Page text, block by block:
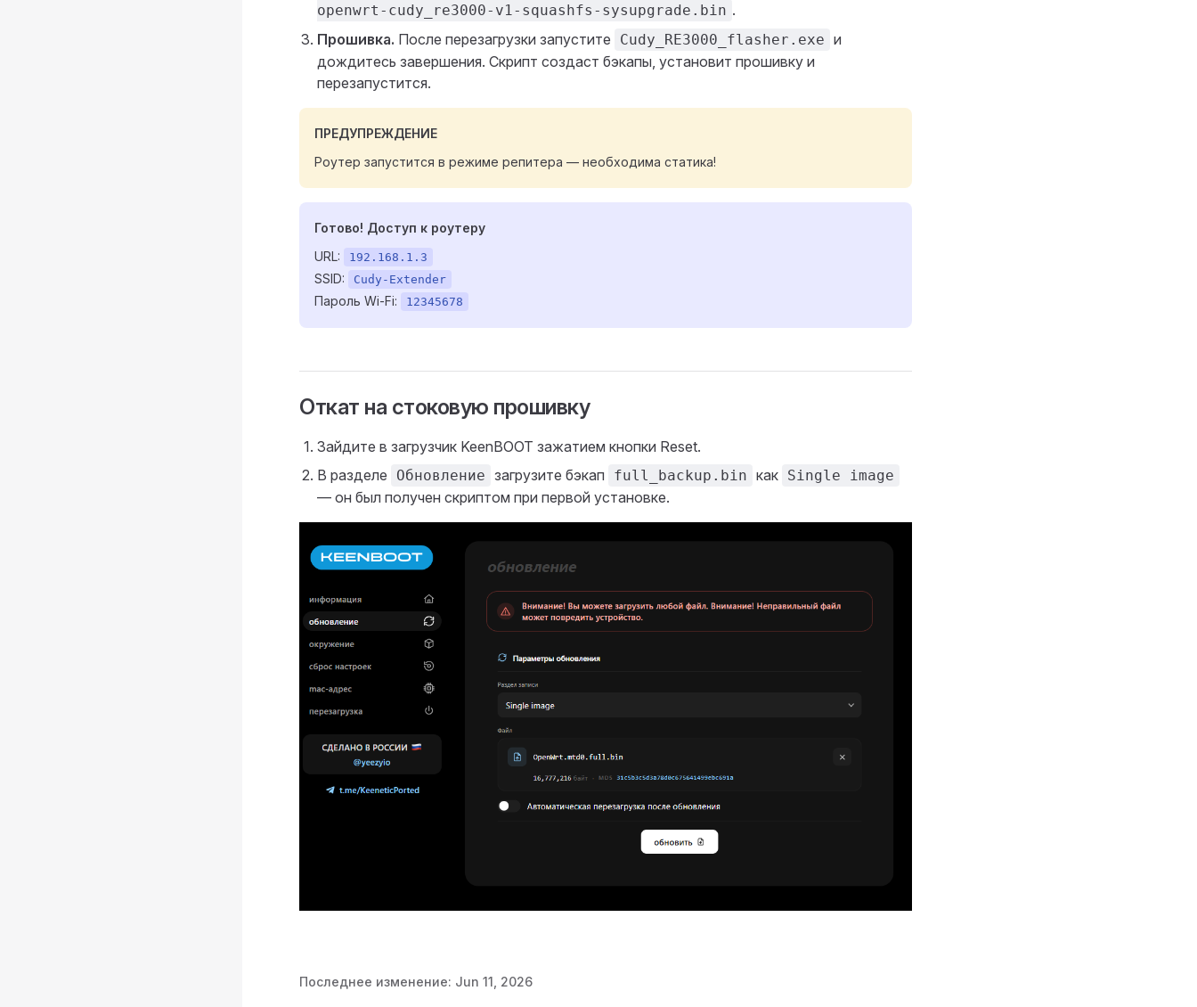
openwrt-cudy_re3000-v1-squashfs-sysupgrade.bin .
Прошивка. После перезагрузки запустите Cudy_RE3000_flasher.exe и
дождитесь завершения. Скрипт создаст бэкапы, установит прошивку и
перезапустится.
ПРЕДУПРЕЖДЕНИЕ
Роутер запустится в режиме репитера — необходима статика!
Готово! Доступ к роутеру
URL:
192.168.1.3
SSID: Cudy-Extender
Пароль Wi-Fi: 12345678
Откат на стоковую прошивку
Зайдите в загрузчик KeenBOOT зажатием кнопки Reset.
В разделе
Обновление загрузите бэкап full_backup.bin как Single image
— он был получен скриптом при первой установке.
Последнее изменение: Jun 11, 2026